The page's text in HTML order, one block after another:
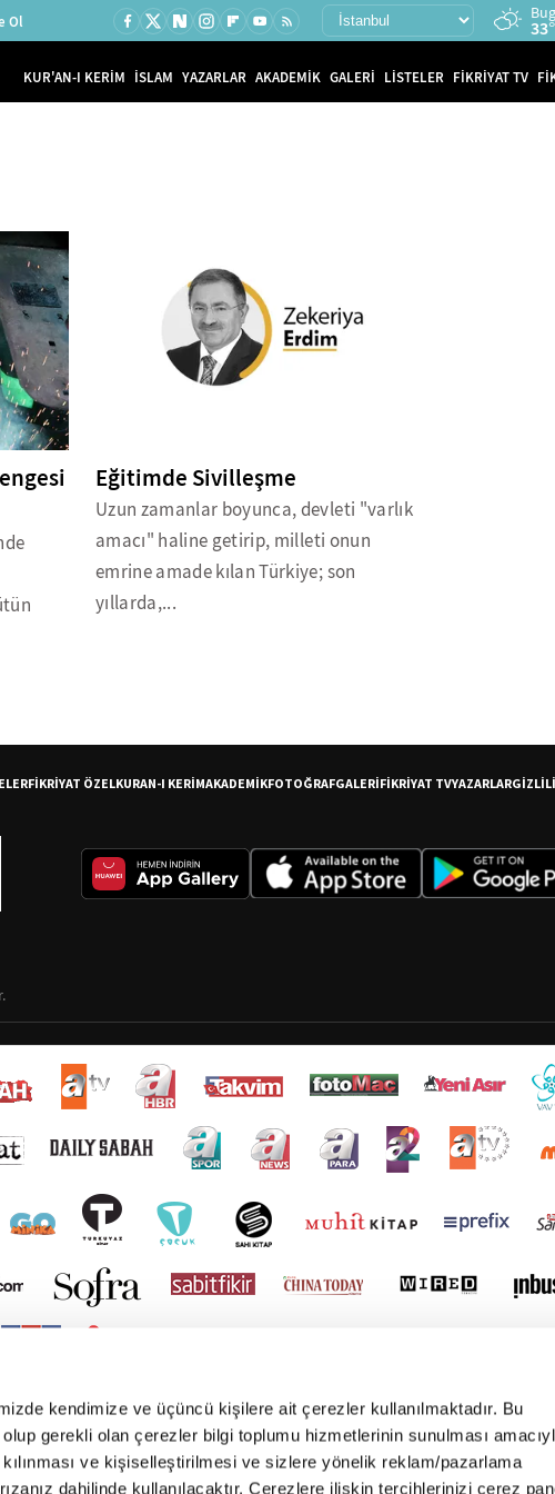
kendimize ve üçüncü kişilere ait çerezler kullanılmaktadır. Bu
gerekli olan çerezler bilgi toplumu hizmetlerinin sunulması
ve kişiselleştirilmesi ve sizlere yönelik reklam/pazarlama
dahilinde kullanılacaktır. Çerezlere ilişkin tercihlerinizi çerez
Ol
KUR'AN-I KERİM İSLAM YAZARLAR AKADEMİK GALERİ LİSTELER FİKRİYAT TV
Eğitimde Sivilleşme
Uzun zamanlar boyunca, devleti "varlık
amacı" haline getirip, milleti onun
emrine amade kılan Türkiye; son
yıllarda,...
FİKRİYAT ÖZELKURAN-I KERİMAKADEMİKFOTOĞRAFGALERİFİKRİYAT TVYAZARLAR